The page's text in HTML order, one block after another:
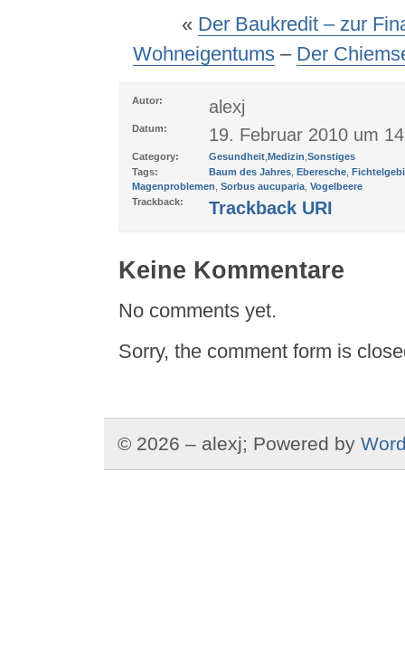
« Der Baukredit – zur
Wohneigentums– Der
Autor: alexj
Datum: 19. Februar 2010 um
Category: Gesundheit, Medizin Sonstiges
Tags:
Baum des Jahres, Eberesche,
Magenproblemen Sorbus aucuparia, Vogelbeere
Trackback:
Trackback URI
Keine Kommentare
No comments yet.
Sorry, the comment form is
© 2026 – alexj; Powered by